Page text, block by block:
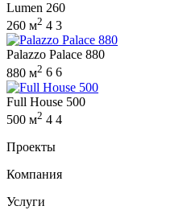
Lumen 260
260 м2 4 3
Palazzo Palace 880
880 м2 6 6
Full House 500
500 м2 4 4
Проекты
Компания
Услуги